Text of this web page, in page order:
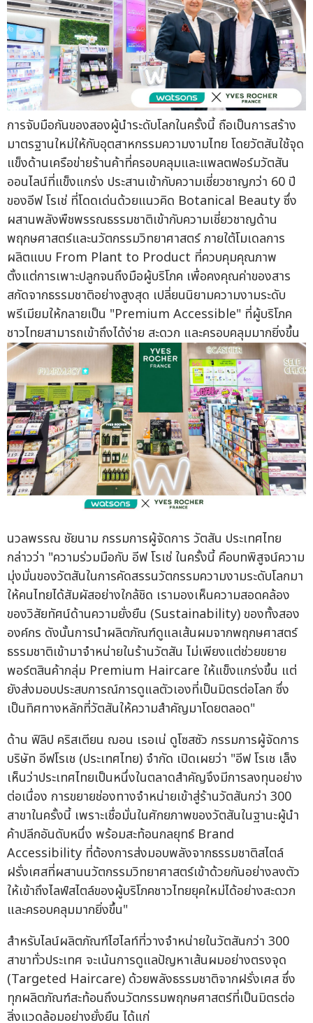
การจับมือกันของสองผู้นำระดับโลกในครั้งนี้ ถือเป็นการสร้าง
มาตรฐานใหม่ให้กับอุตสาหกรรมความงามไทย โดยวัตสันใช้จุด
แข็งด้านเครือข่ายร้านค้าที่ครอบคลุมและแพลตฟอร์มวัตสัน
ออนไลน์ที่แข็งแกร่ง ประสานเข้ากับความเชี่ยวชาญกว่า 60 ปี
ของอีฟ โรเช่ ที่โดดเด่นด้วยแนวคิด Botanical Beauty ซึ่ง
ผสานพลังพืชพรรณธรรมชาติเข้ากับความเชี่ยวชาญด้าน
พฤกษศาสตร์และนวัตกรรมวิทยาศาสตร์ ภายใต้โมเดลการ
ผลิตแบบ From Plant to Product ที่ควบคุมคุณภาพ
ตั้งแต่การเพาะปลูกจนถึงมือผู้บริโภค เพื่อคงคุณค่าของสาร
สกัดจากธรรมชาติอย่างสูงสุด เปลี่ยนนิยามความงามระดับ
พรีเมียมให้กลายเป็น "Premium Accessible" ที่ผู้บริโภค
ชาวไทยสามารถเข้าถึงได้ง่าย สะดวก และครอบคลุมมากยิ่งขึ้น
นวลพรรณ ชัยนาม กรรมการผู้จัดการ วัตสัน ประเทศไทย
กล่าวว่า "ความร่วมมือกับ อีฟ โรเช่ ในครั้งนี้ คือบทพิสูจน์ความ
มุ่งมั่นของวัตสันในการคัดสรรนวัตกรรมความงามระดับโลกมา
ให้คนไทยได้สัมผัสอย่างใกล้ชิด เรามองเห็นความสอดคล้อง
ของวิสัยทัศน์ด้านความยั่งยืน (Sustainability) ของทั้งสอง
องค์กร ดังนั้นการนำผลิตภัณฑ์ดูแลเส้นผมจากพฤกษศาสตร์
ธรรมชาติเข้ามาจำหน่ายในร้านวัตสัน ไม่เพียงแต่ช่วยขยาย
พอร์ตสินค้ากลุ่ม Premium Haircare ให้แข็งแกร่งขึ้น แต่
ยังส่งมอบประสบการณ์การดูแลตัวเองที่เป็นมิตรต่อโลก ซึ่ง
เป็นทิศทางหลักที่วัตสันให้ความสำคัญมาโดยตลอด"
ด้าน ฟิลิป คริสเตียน ฌอน เรอเน่ ดูโซสซัว กรรมการผู้จัดการ
บริษัท อีฟโรเช (ประเทศไทย) จำกัด เปิดเผยว่า "อีฟ โรเช เล็ง
เห็นว่าประเทศไทยเป็นหนึ่งในตลาดสำคัญจึงมีการลงทุนอย่าง
ต่อเนื่อง การขยายช่องทางจำหน่ายเข้าสู่ร้านวัตสันกว่า 300
สาขาในครั้งนี้ เพราะเชื่อมั่นในศักยภาพของวัตสันในฐานะผู้นำ
ค้าปลีกอันดับหนึ่ง พร้อมสะท้อนกลยุทธ์ Brand
Accessibility ที่ต้องการส่งมอบพลังจากธรรมชาติสไตล์
ฝรั่งเศสที่ผสานนวัตกรรมวิทยาศาสตร์เข้าด้วยกันอย่างลงตัว
ให้เข้าถึงไลฟ์สไตล์ของผู้บริโภคชาวไทยยุคใหม่ได้อย่างสะดวก
และครอบคลุมมากยิ่งขึ้น"
สำหรับไลน์ผลิตภัณฑ์ไฮไลท์ที่วางจำหน่ายในวัตสันกว่า 300
สาขาทั่วประเทศ จะเน้นการดูแลปัญหาเส้นผมอย่างตรงจุด
(Targeted Haircare) ด้วยพลังธรรมชาติจากฝรั่งเศส ซึ่ง
ทุกผลิตภัณฑ์สะท้อนถึงนวัตกรรมพฤกษศาสตร์ที่เป็นมิตรต่อ
สิ่งแวดล้อมอย่างยั่งยืน ได้แก่